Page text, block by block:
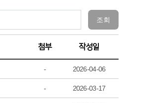
조회
첨부 작성일
- 2026-04-06
- 2026-03-17